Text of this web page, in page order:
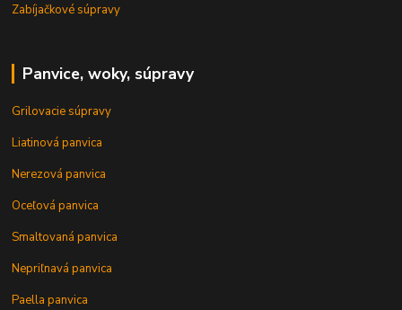
Zabíjačkové súpravy
Panvice, woky, súpravy
Grilovacie súpravy
Liatinová panvica
Nerezová panvica
Oceľová panvica
Smaltovaná panvica
Nepriľnavá panvica
Paella panvica